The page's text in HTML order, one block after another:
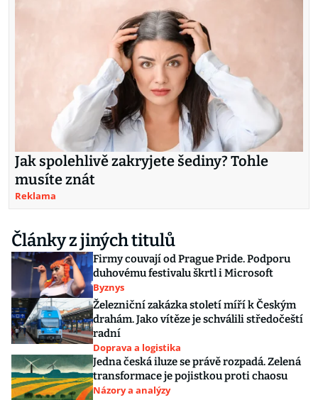
Jak spolehlivě zakryjete šediny? Tohle
musíte znát
Reklama
Články z jiných titulů
Firmy couvají od Prague Pride. Podporu
duhovému festivalu škrtl i Microsoft
Byznys
Železniční zakázka století míří k Českým
drahám. Jako vítěze je schválili středočeští
radní
Doprava a logistika
Jedna česká iluze se právě rozpadá. Zelená
transformace je pojistkou proti chaosu
Názory a analýzy